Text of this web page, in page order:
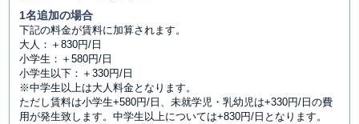
1名追加の場合
下記の料金が賃料に加算されます。
大人：＋830円/日
小学生：＋580円/日
小学生以下：＋330円/日
※中学生以上は大人料金となります。
ただし賃料は小学生+580円/日、未就学児・乳幼児は+330円/日の費
用が発生致します。中学生以上については+830円/日となります。